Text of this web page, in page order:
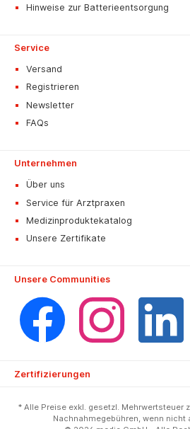
Hinweise zur Batterieentsorgung
Service
Versand
Registrieren
Newsletter
FAQs
Unternehmen
Über uns
Service für Arztpraxen
Medizinproduktekatalog
Unsere Zertifikate
Unsere Communities
Facebook Instagram LinkedIn
Zertifizierungen
* Alle Preise exkl. gesetzl. Mehrwertsteuer
Nachnahmegebühren, wenn nicht